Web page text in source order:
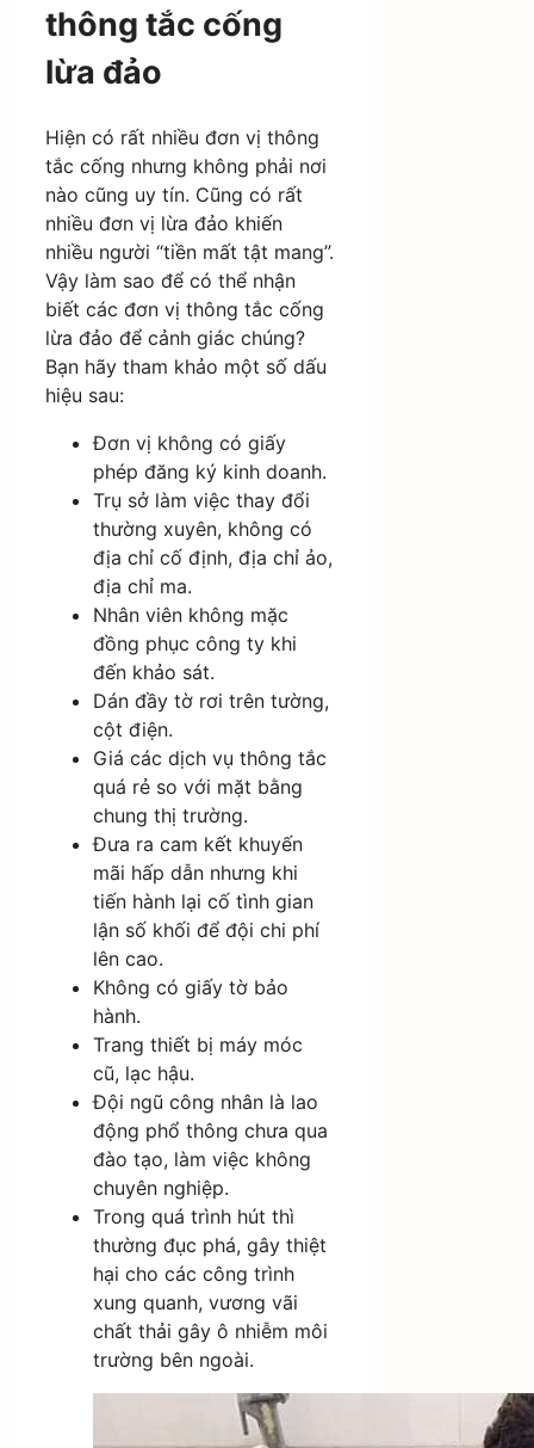
thông tắc cống
lừa đảo
Hiện có rất nhiều đơn vị thông
tắc cống nhưng không phải nơi
nào cũng uy tín. Cũng có rất
nhiều đơn vị lừa đảo khiến
nhiều người “tiền mất tật mang”.
Vậy làm sao để có thể nhận
biết các đơn vị thông tắc cống
lừa đảo để cảnh giác chúng?
Bạn hãy tham khảo một số dấu
hiệu sau:
Đơn vị không có giấy
phép đăng ký kinh doanh.
Trụ sở làm việc thay đổi
thường xuyên, không có
địa chỉ cố định, địa chỉ ảo,
địa chỉ ma.
Nhân viên không mặc
đồng phục công ty khi
đến khảo sát.
Dán đầy tờ rơi trên tường,
cột điện.
Giá các dịch vụ thông tắc
quá rẻ so với mặt bằng
chung thị trường.
Đưa ra cam kết khuyến
mãi hấp dẫn nhưng khi
tiến hành lại cố tình gian
lận số khối để đội chi phí
lên cao.
Không có giấy tờ bảo
hành.
Trang thiết bị máy móc
cũ, lạc hậu.
Đội ngũ công nhân là lao
động phổ thông chưa qua
đào tạo, làm việc không
chuyên nghiệp.
Trong quá trình hút thì
thường đục phá, gây thiệt
hại cho các công trình
xung quanh, vương vãi
chất thải gây ô nhiễm môi
trường bên ngoài.